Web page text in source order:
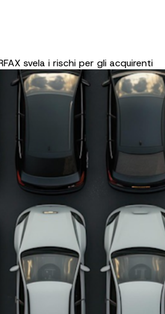
svela i rischi per gli acquirenti